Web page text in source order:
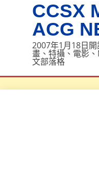
CCSX
ACG
2007年1月18日
畫、特攝、電影
文部落格